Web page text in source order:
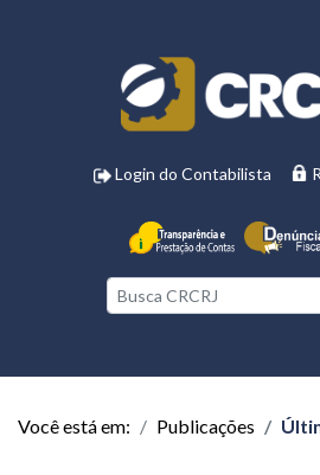
Login do Contabilista
Você está em: Publicações